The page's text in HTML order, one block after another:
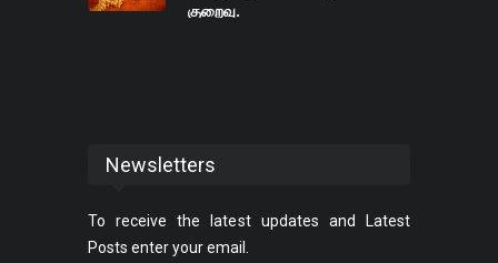
குறைவு.
Newsletters
To receive the latest updates and Latest
Posts enter your email.